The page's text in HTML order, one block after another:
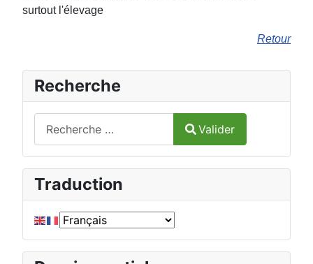
surtout l'élevage
Retour
Recherche
Valider
Traduction